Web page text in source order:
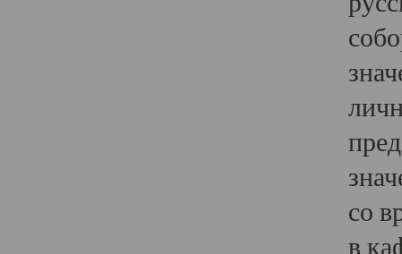
со
в